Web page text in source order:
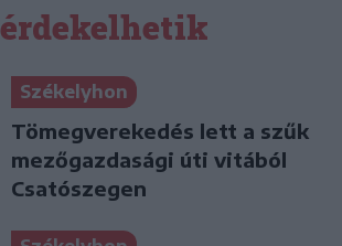
Székelyhon
Tömegverekedés lett a szűk
mezőgazdasági úti vitából
Csatószegen